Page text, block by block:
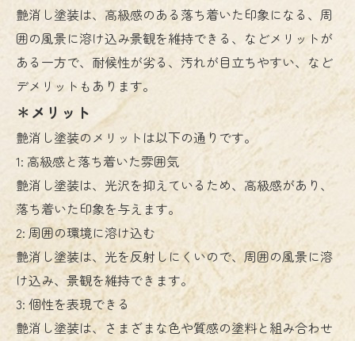
艶消し塗装は、高級感のある落ち着いた印象になる、周
囲の風景に溶け込み景観を維持できる、などメリットが
ある一方で、耐候性が劣る、汚れが目立ちやすい、など
デメリットもあります。
＊メリット
艶消し塗装のメリットは以下の通りです。
1: 高級感と落ち着いた雰囲気
艶消し塗装は、光沢を抑えているため、高級感があり、
落ち着いた印象を与えます。
2: 周囲の環境に溶け込む
艶消し塗装は、光を反射しにくいので、周囲の風景に溶
け込み、景観を維持できます。
3: 個性を表現できる
艶消し塗装は、さまざまな色や質感の塗料と組み合わせ